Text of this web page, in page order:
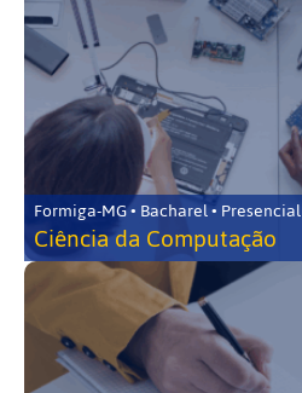
Formiga-MG • Bacharel • Presencial
Ciência da Computação